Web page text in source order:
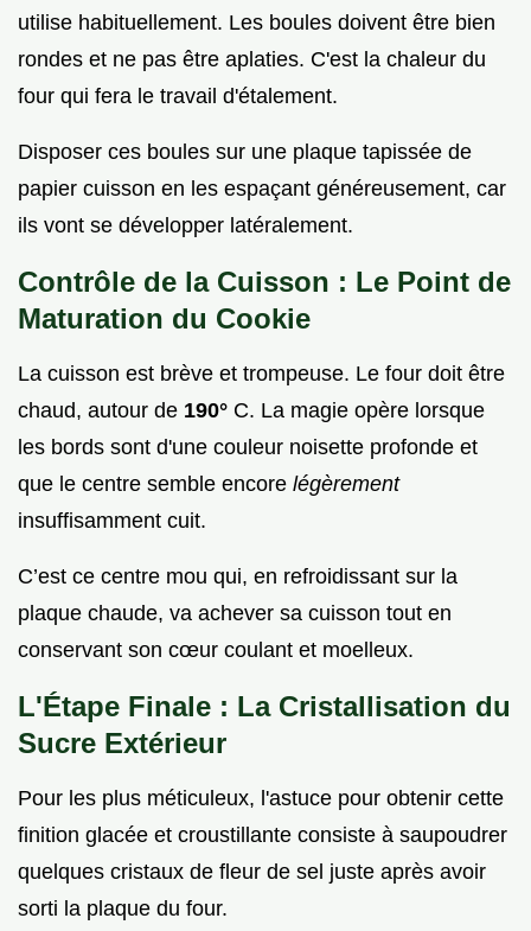
utilise habituellement. Les boules doivent être bien
rondes et ne pas être aplaties. C'est la chaleur du
four qui fera le travail d'étalement.
Disposer ces boules sur une plaque tapissée de
papier cuisson en les espaçant généreusement, car
ils vont se développer latéralement.
Contrôle de la Cuisson : Le Point de
Maturation du Cookie
La cuisson est brève et trompeuse. Le four doit être
chaud, autour de 190° C. La magie opère lorsque
les bords sont d'une couleur noisette profonde et
que le centre semble encore légèrement
insuffisamment cuit.
C’est ce centre mou qui, en refroidissant sur la
plaque chaude, va achever sa cuisson tout en
conservant son cœur coulant et moelleux.
L'Étape Finale : La Cristallisation du
Sucre Extérieur
Pour les plus méticuleux, l'astuce pour obtenir cette
finition glacée et croustillante consiste à saupoudrer
quelques cristaux de fleur de sel juste après avoir
sorti la plaque du four.